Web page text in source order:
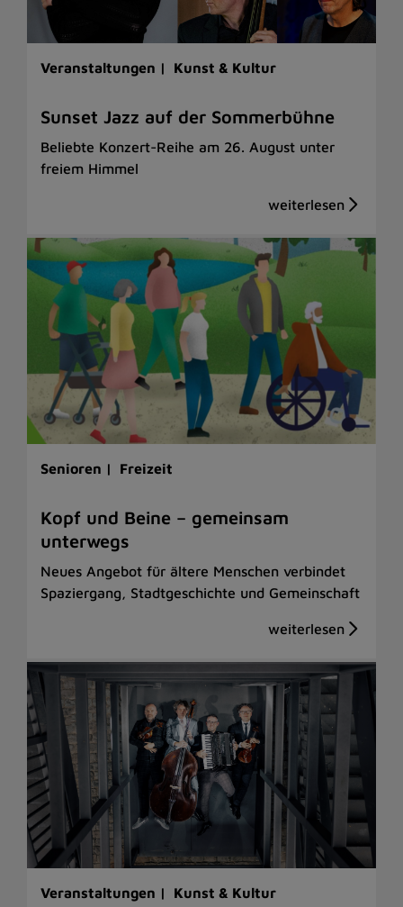
Veranstaltungen | Kunst & Kultur
Sunset Jazz auf der Sommerbühne
Beliebte Konzert-Reihe am 26. August unter
freiem Himmel
Senioren | Freizeit
Kopf und Beine – gemeinsam
unterwegs
Neues Angebot für ältere Menschen verbindet
Spaziergang, Stadtgeschichte und Gemeinschaft
Veranstaltungen | Kunst & Kultur